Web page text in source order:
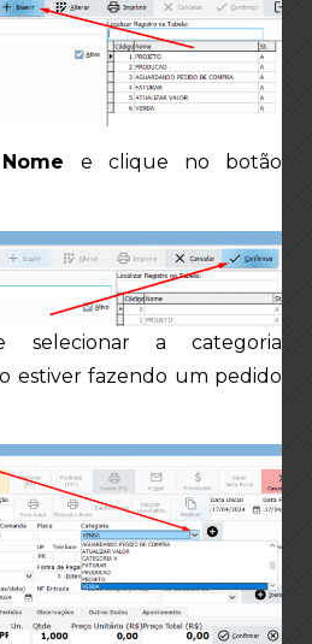
Nome e clique no botão
selecionar a categoria
estiver fazendo um pedido